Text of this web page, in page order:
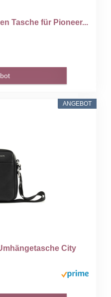
Tasche für Pioneer...
ANGEBOT
City